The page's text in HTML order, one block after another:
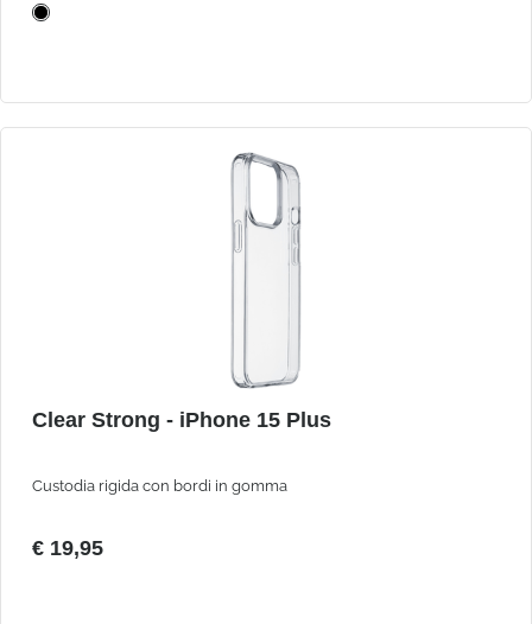
Clear Strong - iPhone 15 Plus
Custodia rigida con bordi in gomma
€ 19,95